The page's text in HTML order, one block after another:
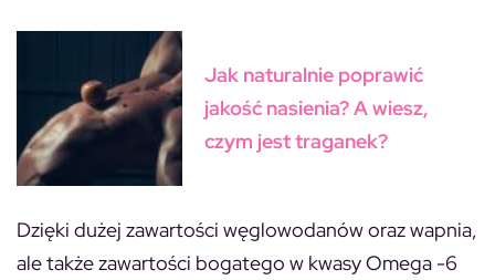
Jak naturalnie poprawić
jakość nasienia? A wiesz,
czym jest traganek?
Dzięki dużej zawartości węglowodanów oraz wapnia,
ale także zawartości bogatego w kwasy Omega -6